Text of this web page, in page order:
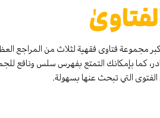
مجموعة فتاوى فقهية لثلاث من المراجع
كما بإمكانك التمتع بفهرس سلس ونافع
التي تبحث عنها بسهولة.